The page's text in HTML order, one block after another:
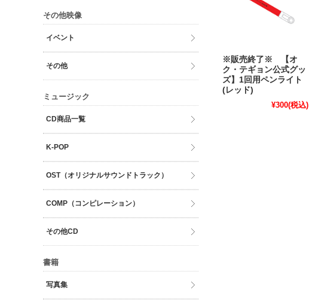
※販売終了※ 【オ
ク・テギョン公式グッ
ズ】1回用ペンライト
(レッド)
¥300(税込)
その他映像
イベント
その他
ミュージック
CD商品一覧
K-POP
OST（オリジナルサウンドトラック）
COMP（コンピレーション）
その他CD
書籍
写真集